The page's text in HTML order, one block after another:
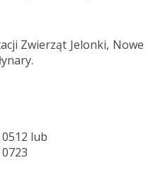
Zwierząt Jelonki, Nowe
lub